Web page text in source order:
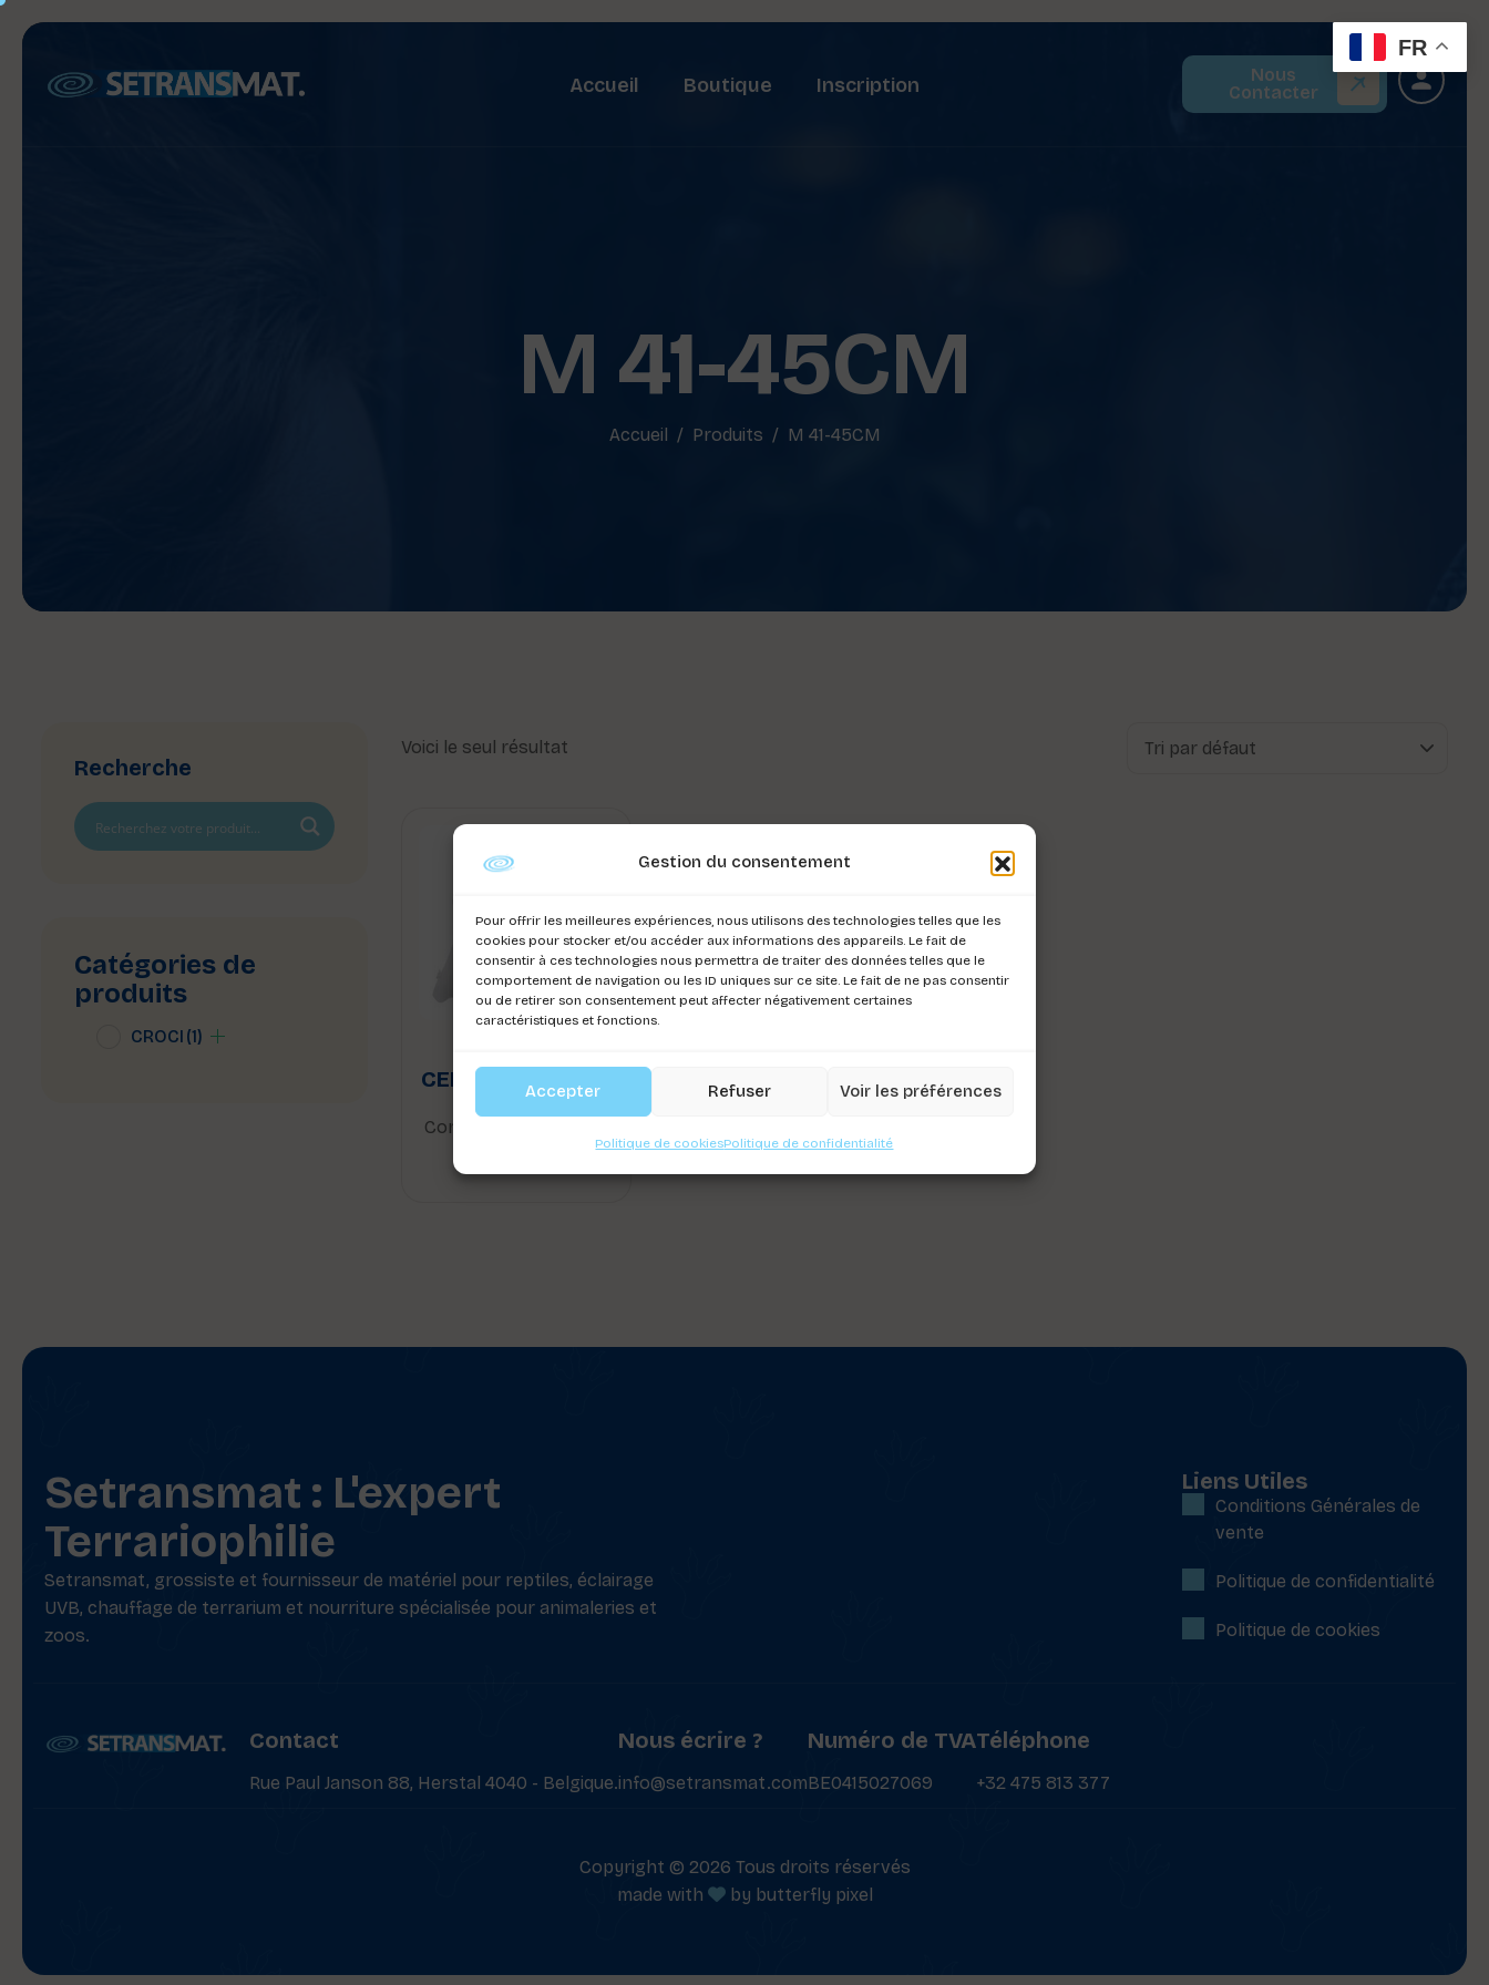
Gestion du consentement
Pour offrir les meilleures expériences, nous utilisons des technologies telles que les
cookies pour stocker et/ou accéder aux informations des appareils. Le fait de
consentir à ces technologies nous permettra de traiter des données telles que le
comportement de navigation ou les ID uniques sur ce site. Le fait de ne pas consentir
ou de retirer son consentement peut affecter négativement certaines
caractéristiques et fonctions.
Accepter Refuser Voir les préférences
Politique de cookiesPolitique de confidentialité
Accueil Boutique Inscription
Nous
Contacter
M 41-45CM
Accueil Produits M 41-45CM
Recherche
Catégories de
produits
CROCI (1)
Voici le seul résultat
CEREMONY BRIDE
Connectez-vous pour
Setransmat : L'expert
Terrariophilie
Setransmat, grossiste et fournisseur de matériel pour reptiles, éclairage
UVB, chauffage de terrarium et nourriture spécialisée pour animaleries et
zoos.
Liens Utiles
Conditions Générales de
vente
Politique de confidentialité
Politique de cookies
Contact
Rue Paul Janson 88, Herstal 4040 - Belgique.
Nous écrire ?
info@setransmat.com
Numéro de TVA
BE0415027069
Téléphone
+32 475 813 377
Copyright © 2026 Tous droits réservés
made with
by butterfly pixel
FR